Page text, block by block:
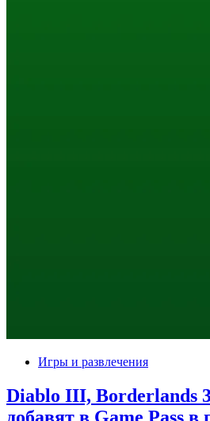
Игры и развлечения
Diablo III, Borderlands
добавят в Game Pass в